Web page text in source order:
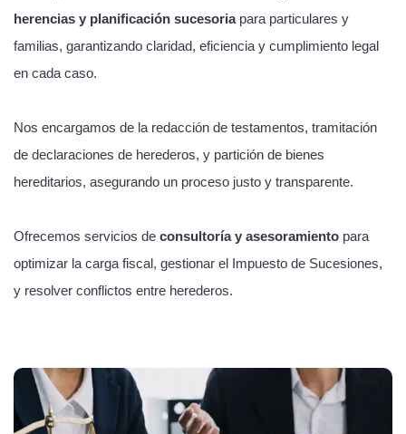
herencias y planificación sucesoriapara particulares y
familias, garantizando claridad, eficiencia y cumplimiento legal
en cada caso.
Nos encargamos de la redacción de testamentos, tramitación
de declaraciones de herederos, y partición de bienes
hereditarios, asegurando un proceso justo y transparente.
Ofrecemos servicios de consultoría y asesoramiento para
optimizar la carga fiscal, gestionar el Impuesto de Sucesiones,
y resolver conflictos entre herederos.